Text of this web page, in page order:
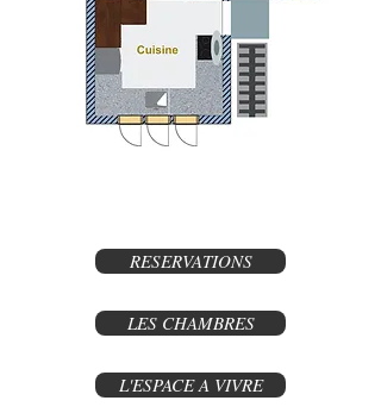
RESERVATIONS
LES CHAMBRES
L'ESPACE A VIVRE